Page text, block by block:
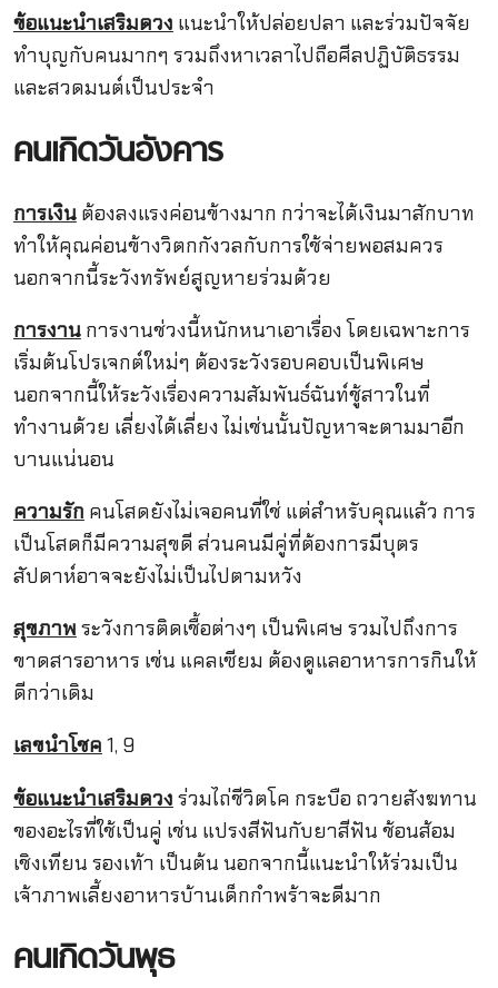
ข้อแนะนำเสริมดวง แนะนำให้ปล่อยปลา และร่วมปัจจัย
ทำบุญกับคนมากๆ รวมถึงหาเวลาไปถือศีลปฏิบัติธรรม
และสวดมนต์เป็นประจำ
คนเกิดวันอังคาร
การเงินต้องลงแรงค่อนข้างมาก กว่าจะได้เงินมาสักบาท
ทำให้คุณค่อนข้างวิตกกังวลกับการใช้จ่ายพอสมควร
นอกจากนี้ระวังทรัพย์สูญหายร่วมด้วย
การงานการงานช่วงนี้หนักหนาเอาเรื่อง โดยเฉพาะการ
เริ่มต้นโปรเจกต์ใหม่ๆ ต้องระวังรอบคอบเป็นพิเศษ
นอกจากนี้ให้ระวังเรื่องความสัมพันธ์ฉันท์ชู้สาวในที่
ทำงานด้วย เลี่ยงได้เลี่ยง ไม่เช่นนั้นปัญหาจะตามมาอีก
บานแน่นอน
ความรัก คนโสดยังไม่เจอคนที่ใช่ แต่สำหรับคุณแล้ว การ
เป็นโสดก็มีความสุขดี ส่วนคนมีคู่ที่ต้องการมีบุตร
สัปดาห์อาจจะยังไม่เป็นไปตามหวัง
สุขภาพ ระวังการติดเชื้อต่างๆ เป็นพิเศษ รวมไปถึงการ
ขาดสารอาหาร เช่น แคลเซียม ต้องดูแลอาหารการกินให้
ดีกว่าเดิม
เลขนำโชค 1, 9
ข้อแนะนำเสริมดวง ร่วมไถ่ชีวิตโค กระบือ ถวายสังฆทาน
ของอะไรที่ใช้เป็นคู่ เช่น แปรงสีฟันกับยาสีฟัน ช้อนส้อม
เชิงเทียน รองเท้า เป็นต้น นอกจากนี้แนะนำให้ร่วมเป็น
เจ้าภาพเลี้ยงอาหารบ้านเด็กกำพร้าจะดีมาก
คนเกิดวันพุธ